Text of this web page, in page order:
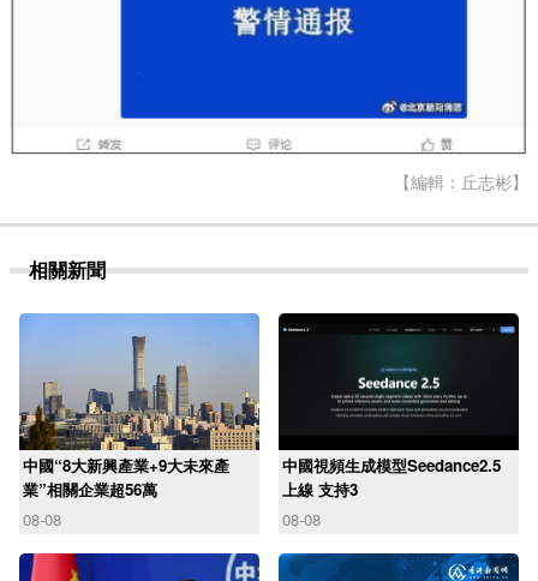
【編輯：丘志彬】
相關新聞
中國“8大新興產業+9大未來產
業”相關企業超56萬
08-08
中國視頻生成模型Seedance2.5
上線 支持3
08-08